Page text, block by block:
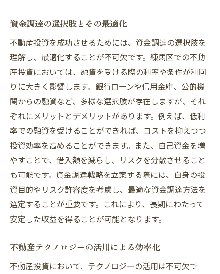
資金調達の選択肢とその最適化
不動産投資を成功させるためには、資金調達の選択肢を
理解し、最適化することが不可欠です。練馬区での不動
産投資においては、融資を受ける際の利率や条件が利回
りに大きく影響します。銀行ローンや信用金庫、公的機
関からの融資など、多様な選択肢が存在しますが、それ
ぞれにメリットとデメリットがあります。例えば、低利
率での融資を受けることができれば、コストを抑えつつ
投資効率を高めることができます。また、自己資金を増
やすことで、借入額を減らし、リスクを分散させること
も可能です。資金調達戦略を立案する際には、自身の投
資目的やリスク許容度を考慮し、最適な資金調達方法を
選定することが重要です。これにより、長期にわたって
安定した収益を得ることが可能となります。
不動産テクノロジーの活用による効率化
不動産投資において、テクノロジーの活用は不可欠で